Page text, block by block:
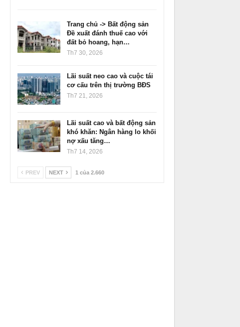
Trang chủ -> Bất động sản
Đề xuất đánh thuế cao với
đất bỏ hoang, hạn…
Th7 30, 2026
Lãi suất neo cao và cuộc tái
cơ cấu trên thị trường BĐS
Th7 21, 2026
Lãi suất cao và bất động sản
khó khăn: Ngân hàng lo khối
nợ xấu tăng…
Th7 14, 2026
PREV NEXT 1 của 2.660